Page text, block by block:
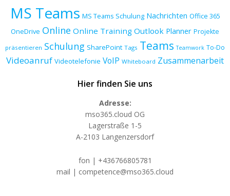
MS Teams MS Teams Schulung Nachrichten Office 365
OneDrive Online Online Training Outlook Planner Projekte
präsentieren Schulung SharePoint Tags Teams Teamwork To-Do
Videoanruf Videotelefonie VoIP Whiteboard Zusammenarbeit
Hier finden Sie uns
Adresse:
mso365.cloud OG
Lagerstraße 1-5
A-2103 Langenzersdorf
fon | +436766805781
mail | competence@mso365.cloud